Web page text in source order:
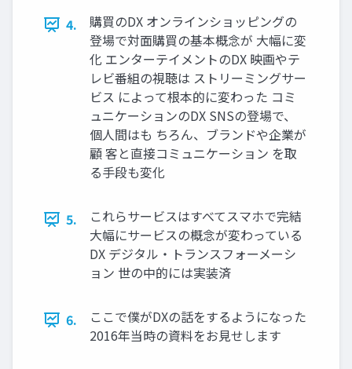
4.
購買のDX オンラインショッピングの
登場で対面購買の基本概念が 大幅に変
化 エンターテイメントのDX 映画やテ
レビ番組の視聴は ストリーミングサー
ビス によって根本的に変わった コミ
ュニケーションのDX SNSの登場で、
個人間はも ちろん、ブランドや企業が
顧 客と直接コミュニケーション を取
る手段も変化
5.
これらサービスはすべてスマホで完結
大幅にサービスの概念が変わっている
DX デジタル・トランスフォーメーシ
ョン 世の中的には実装済
6.
ここで僕がDXの話をするようになった
2016年当時の資料をお見せします